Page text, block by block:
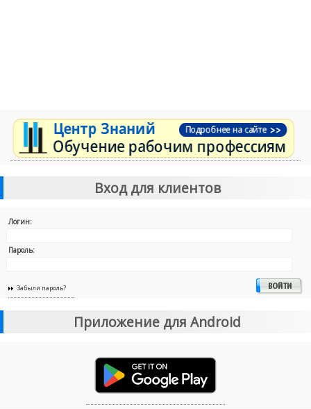
Вход для клиентов
Логин:
Пароль:
Забыли пароль?
Приложение для Android